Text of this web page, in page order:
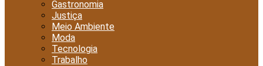
Gastronomia
Justiça
Meio Ambiente
Moda
Tecnologia
Trabalho